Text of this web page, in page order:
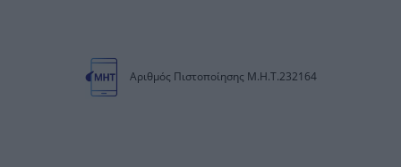
Αριθμός Πιστοποίησης Μ.Η.Τ.232164